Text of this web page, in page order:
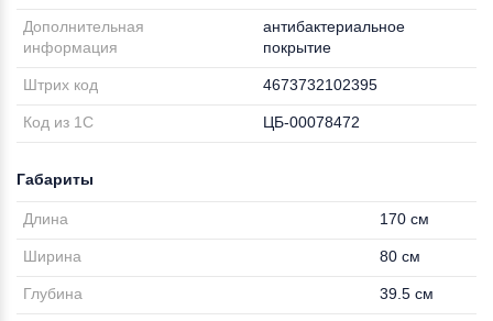
Дополнительная
информация
антибактериальное
покрытие
Штрих код 4673732102395
Код из 1С ЦБ-00078472
Габариты
Длина 170 см
Ширина 80 см
Глубина 39.5 см